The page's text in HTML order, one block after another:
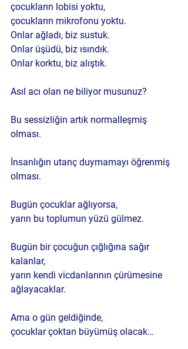
çocukların lobisi yoktu,
çocukların mikrofonu yoktu.
Onlar ağladı, biz sustuk.
Onlar üşüdü, biz ısındık.
Onlar korktu, biz alıştık.
Asıl acı olan ne biliyor musunuz?
Bu sessizliğin artık normalleşmiş
olması.
İnsanlığın utanç duymamayı öğrenmiş
olması.
Bugün çocuklar ağlıyorsa,
yarın bu toplumun yüzü gülmez.
Bugün bir çocuğun çığlığına sağır
kalanlar,
yarın kendi vicdanlarının çürümesine
ağlayacaklar.
Ama o gün geldiğinde,
çocuklar çoktan büyümüş olacak…